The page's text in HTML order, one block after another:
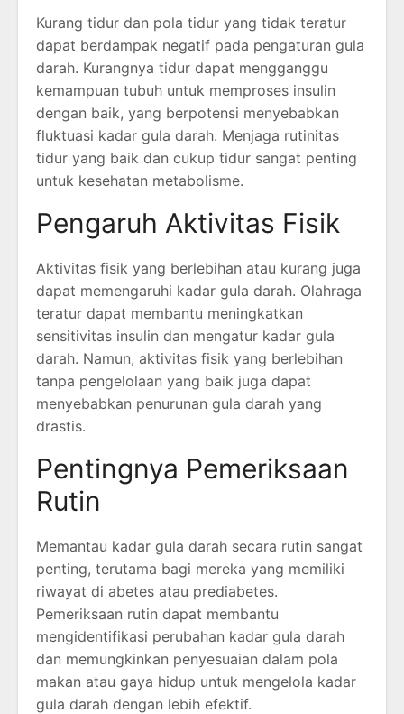
Kurang tidur dan pola tidur yang tidak teratur
dapat berdampak negatif pada pengaturan gula
darah. Kurangnya tidur dapat mengganggu
kemampuan tubuh untuk memproses insulin
dengan baik, yang berpotensi menyebabkan
fluktuasi kadar gula darah. Menjaga rutinitas
tidur yang baik dan cukup tidur sangat penting
untuk kesehatan metabolisme.
Pengaruh Aktivitas Fisik
Aktivitas fisik yang berlebihan atau kurang juga
dapat memengaruhi kadar gula darah. Olahraga
teratur dapat membantu meningkatkan
sensitivitas insulin dan mengatur kadar gula
darah. Namun, aktivitas fisik yang berlebihan
tanpa pengelolaan yang baik juga dapat
menyebabkan penurunan gula darah yang
drastis.
Pentingnya Pemeriksaan
Rutin
Memantau kadar gula darah secara rutin sangat
penting, terutama bagi mereka yang memiliki
riwayat di abetes atau prediabetes.
Pemeriksaan rutin dapat membantu
mengidentifikasi perubahan kadar gula darah
dan memungkinkan penyesuaian dalam pola
makan atau gaya hidup untuk mengelola kadar
gula darah dengan lebih efektif.